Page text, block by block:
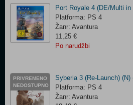
Port Royale 4 (DE/Multi
Platforma: PS 4
Žanr: Avantura
11,25 €
Po narudžbi
PRIVREMENO
NEDOSTUPNO
Syberia 3 (Re-Launch) (N)
Platforma: PS 4
Žanr: Avantura